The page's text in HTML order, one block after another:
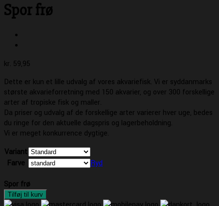
Spor frø
kr. 59,95
Dette er kun et lille udvalg af vores akvariefisk. Vi er syddanmarks
største akvarieforretning med 150 akvarier, og over 300 forskellige
arter af tropiske fisk og maller.
Da priser og udvalg af de forskellige arter varierer hver uge, bedes
du ringe for den aktuelle dagspris og lagerbeholdning.
Vi er meget konkurrence dygtige.
Variant
Farve
Ryd
Spor frø
Tilføj til kurv